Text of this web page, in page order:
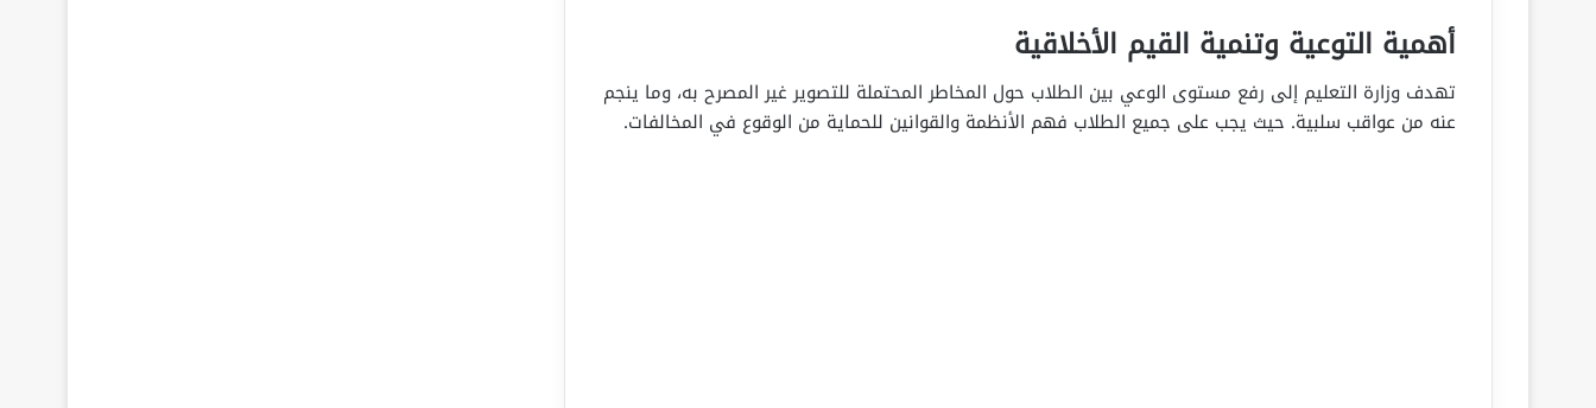
أهمية التوعية وتنمية القيم الأخلاقية
تهدف وزارة التعليم إلى رفع مستوى الوعي بين الطلاب حول المخاطر المحتملة للتصوير غير المصرح به، وما ينجم
عنه من عواقب سلبية. حيث يجب على جميع الطلاب فهم الأنظمة والقوانين للحماية من الوقوع في المخالفات.